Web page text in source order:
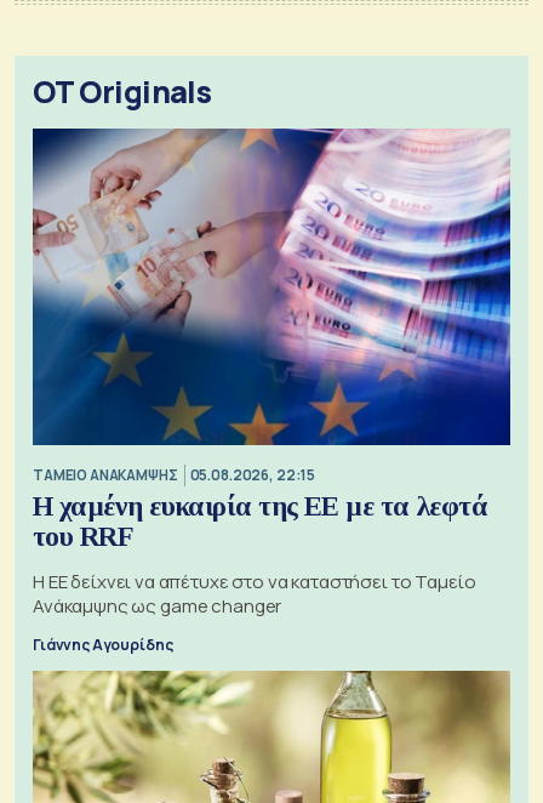
OT Originals
ΤΑΜΕΙΟ ΑΝΑΚΑΜΨΗΣ 05.08.2026, 22:15
Η χαμένη ευκαιρία της ΕΕ με τα λεφτά
του RRF
Η ΕΕ δείχνει να απέτυχε στο να καταστήσει το Ταμείο
Ανάκαμψης ως game changer
Γιάννης Αγουρίδης